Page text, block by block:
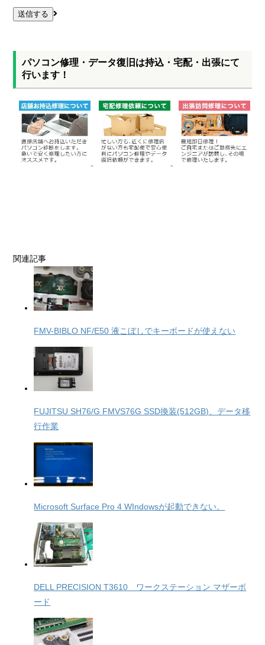
パソコン修理・データ復旧は持込・宅配・出張にて
行います！
関連記事
FMV-BIBLO NF/E50 液こぼしでキーボードが使えない
FUJITSU SH76/G FMVS76G SSD換装(512GB)、データ移
行作業
Microsoft Surface Pro 4 WIndowsが起動できない。
DELL PRECISION T3610 ワークステーション マザーボ
ード